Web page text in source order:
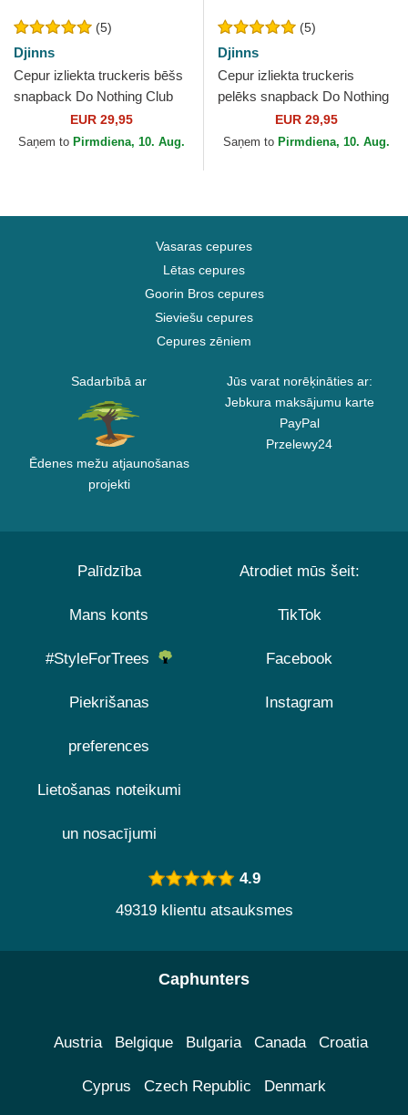
(5)
Djinns
Cepur izliekta truckeris bēšs
snapback Do Nothing Club
HFT DNC Sloth no Djinns
EUR 29,95
Saņem to Pirmdiena, 10. Aug.
(5)
Djinns
Cepur izliekta truckeris
pelēks snapback Do Nothing
Club HFT DNC New 1.4 no
Djinns
EUR 29,95
Saņem to Pirmdiena, 10. Aug.
Vasaras cepures
Lētas cepures
Goorin Bros cepures
Sieviešu cepures
Cepures zēniem
Sadarbībā ar
Ēdenes mežu atjaunošanas
projekti
Jūs varat norēķināties ar:
Jebkura maksājumu karte
PayPal
Przelewy24
Palīdzība
Mans konts
#StyleForTrees
Piekrišanas
preferences
Lietošanas noteikumi
un nosacījumi
Atrodiet mūs šeit:
TikTok
Facebook
Instagram
4.9
49319 klientu atsauksmes
Caphunters
Austria Belgique Bulgaria Canada Croatia
Cyprus Czech Republic Denmark